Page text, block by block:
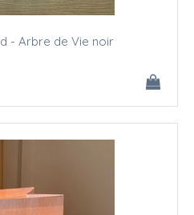
- Arbre de Vie noir